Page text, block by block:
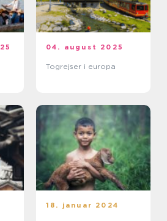
04. august 2025
Togrejser i europa
18. januar 2024